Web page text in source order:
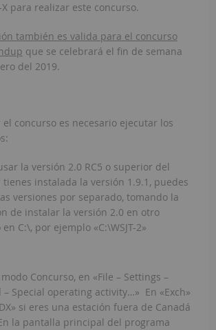
X para realizar este concurso.
también es valida para el concurso
que se celebrará el fin de semana
del 2019.
concurso es necesario ejecutar los
la versión 2.0 RC5 o superior del
tienes instalada la versión 1.9.1, puedes
versiones por separado, tomando la
de instalar la versión 2.0 en otro
C:\, por ejemplo «C:\WSJT-2»
Concurso, en «File – Settings –
– Special operating activity…» En «Exch»
si eres una estación fuera de Canadá
la pantalla principal del programa